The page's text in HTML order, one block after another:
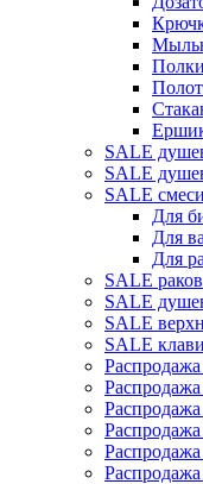
SALE
SALE
SALE
Для
Для
Для
SALE
SALE
SALE
SALE